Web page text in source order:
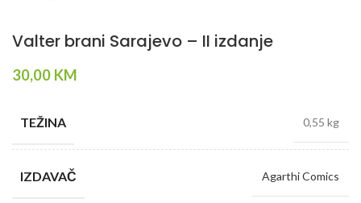
Valter brani Sarajevo – II izdanje
30,00 KM
TEŽINA 0,55 kg
IZDAVAČ Agarthi Comics